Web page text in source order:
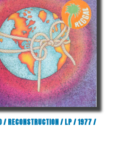
/ RECONSTRUCTION / LP / 1977 /